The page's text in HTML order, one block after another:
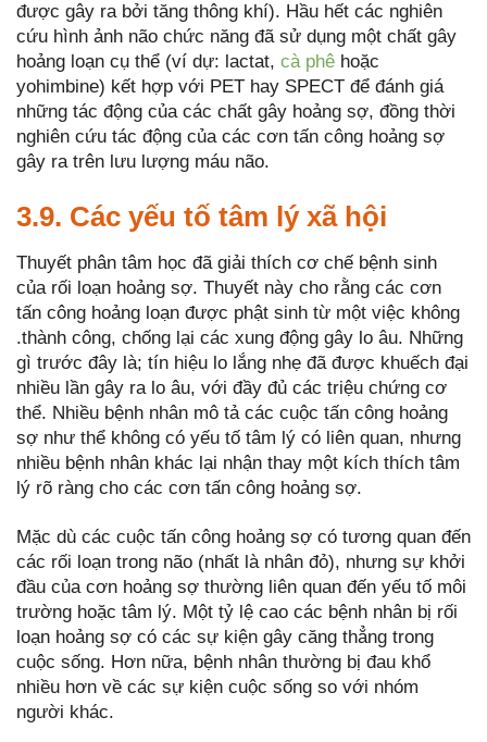
được gây ra bởi tăng thông khí). Hầu hết các nghiên
cứu hình ảnh não chức năng đã sử dụng một chất gây
hoảng loạn cụ thể (ví dự: lactat, cà phê hoặc
yohimbine) kết hợp với PET hay SPECT để đánh giá
những tác động của các chất gây hoảng sợ, đồng thời
nghiên cứu tác động của các cơn tấn công hoảng sợ
gây ra trên lưu lượng máu não.
3.9. Các yếu tố tâm lý xã hội
Thuyết phân tâm học đã giải thích cơ chế bệnh sinh
của rối loạn hoảng sợ. Thuyết này cho rằng các cơn
tấn công hoảng loạn được phật sinh từ một việc không
.thành công, chống lại các xung động gây lo âu. Những
gì trước đây là; tín hiệu lo lắng nhẹ đã được khuếch đại
nhiều lần gây ra lo âu, với đầy đủ các triệu chứng cơ
thể. Nhiều bệnh nhân mô tả các cuộc tấn công hoảng
sợ như thể không có yếu tố tâm lý có liên quan, nhưng
nhiều bệnh nhân khác lại nhận thay một kích thích tâm
lý rõ ràng cho các cơn tấn công hoảng sợ.
Mặc dù các cuộc tấn công hoảng sợ có tương quan đến
các rối loạn trong não (nhất là nhân đỏ), nhưng sự khởi
đầu của cơn hoảng sợ thường liên quan đến yếu tố môi
trường hoặc tâm lý. Một tỷ lệ cao các bệnh nhân bị rối
loạn hoảng sợ có các sự kiện gây căng thẳng trong
cuộc sống. Hơn nữa, bệnh nhân thường bị đau khổ
nhiều hơn về các sự kiện cuộc sống so với nhóm
người khác.